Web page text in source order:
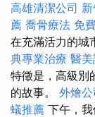
高雄清潔公司
薦 喬骨療法 免
在充滿活力的城
典專業治療 醫
特徵是，高級別
的故事。 外燴公
蟻推薦 下午，